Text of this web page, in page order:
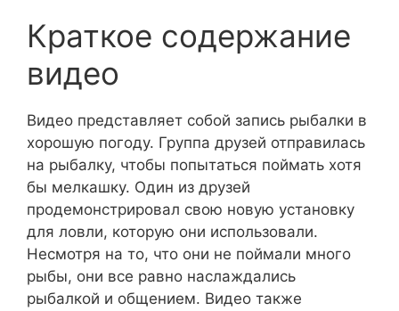
Краткое содержание
видео
Видео представляет собой запись рыбалки в
хорошую погоду. Группа друзей отправилась
на рыбалку, чтобы попытаться поймать хотя
бы мелкашку. Один из друзей
продемонстрировал свою новую установку
для ловли, которую они использовали.
Несмотря на то, что они не поймали много
рыбы, они все равно наслаждались
рыбалкой и общением. Видео также